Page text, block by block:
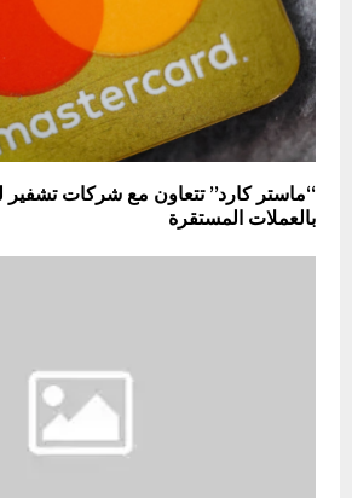
“ماستر كارد” تتعاون مع شركات تشفير
بالعملات المستقرة